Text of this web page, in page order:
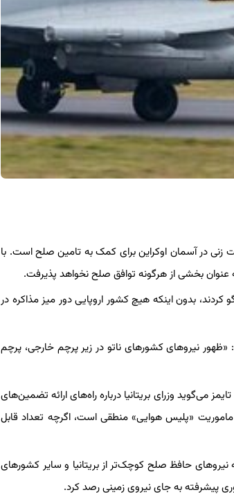
زنی در آسمان اوکراین برای کمک به تامین صلح است. با
عنوان بخشی از هرگونه توافق صلح نخواهد پذیرفت.
بدون اینکه هیچ کشور اروپایی دور میز مذاکره در
نیروهای کشورهای ناتو در زیر پرچم خارجی، پرچم
می‌گوید وزرای بریتانیا درباره راه‌های ارائه تضمین‌های
ماموریت «پلیس هوایی» منطقی است، اگرچه تعداد قابل
نیروهای حافظ صلح کوچک‌تر از بریتانیا و سایر کشورهای
پیشرفته به جای نیروی زمینی رصد کرد.